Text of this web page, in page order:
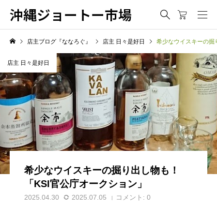
沖縄ジョートー市場
店主ブログ『ななろぐ』 店主 日々是好日 希少なウイスキーの掘
店主 日々是好日
希少なウイスキーの掘り出し物も！
「KSI官公庁オークション」
2025.04.30 2025.07.05 コメント: 0